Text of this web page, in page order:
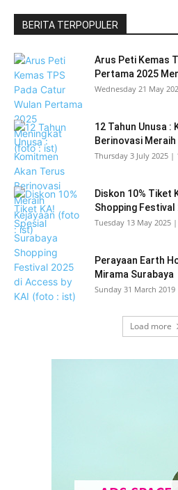
BERITA TERPOPULER
Arus Peti Kemas
Pertama 2025
Wednesday 21 May
12 Tahun Unusa :
Berinovasi Meraih
Thursday 3 July 2025 |
Diskon 10% Tiket
Shopping
Tuesday 13 May 2025
Perayaan Earth
Mirama Surabaya
Sunday 31 March
Load more